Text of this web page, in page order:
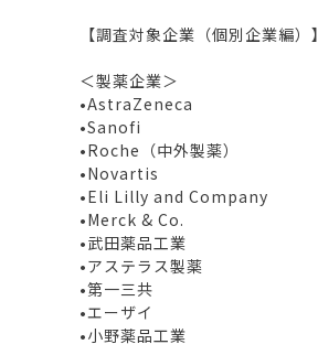
【調査対象企業（個別企業編）】
＜製薬企業＞
•AstraZeneca
•Sanofi
•Roche（中外製薬）
•Novartis
•Eli Lilly and Company
•Merck & Co.
•武田薬品工業
•アステラス製薬
•第一三共
•エーザイ
•小野薬品工業